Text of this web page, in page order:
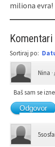
miliona evra!
Komentari
Sortiraj po:
Nina ·
Baš sam se
Odgovor